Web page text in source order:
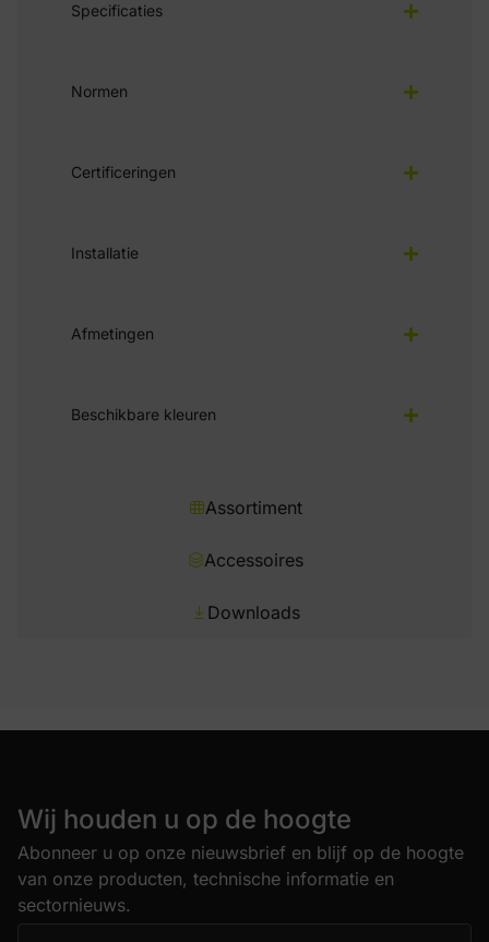
Assortiment
Accessoires
Downloads
Specificaties
Normen
Certificeringen
Installatie
Afmetingen
Beschikbare kleuren
Wij houden u op de hoogte
Abonneer u op onze nieuwsbrief en blijf op de hoogte
van onze producten, technische informatie en
sectornieuws.